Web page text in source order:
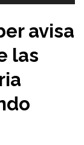
avisa
las